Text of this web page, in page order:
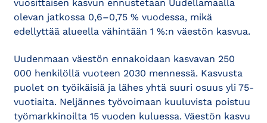
vuosittaisen kasvun ennustetaan Uudellamaalla
olevan jatkossa 0,6–0,75 % vuodessa, mikä
edellyttää alueella vähintään 1 %:n väestön kasvua.
Uudenmaan väestön ennakoidaan kasvavan 250
000 henkilöllä vuoteen 2030 mennessä. Kasvusta
puolet on työikäisiä ja lähes yhtä suuri osuus yli 75-
vuotiaita. Neljännes työvoimaan kuuluvista poistuu
työmarkkinoilta 15 vuoden kuluessa. Väestön kasvu